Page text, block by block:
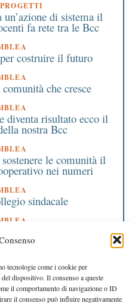
tecnologie come i cookie per
dispositivo. Il consenso a queste
il comportamento di navigazione o ID
il consenso può influire negativamente
di sistema il
fa rete tra le Bcc
costruire il futuro
che cresce
diventa risultato ecco il
nostra Bcc
le comunità il
nei numeri
sindacale
e 2 milioni
territorio
DIRETTORE
riconoscibili